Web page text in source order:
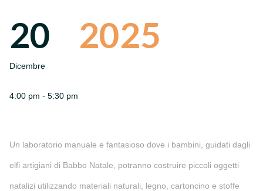
20
Dicembre
2025
4:00 pm - 5:30 pm
Un laboratorio manuale e fantasioso dove i bambini, guidati dagli
elfi artigiani di Babbo Natale, potranno costruire piccoli oggetti
natalizi utilizzando materiali naturali, legno, cartoncino e stoffe